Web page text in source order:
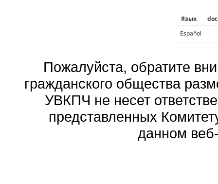
Язык
doc
Español
Пожалуйста, обратите
гражданского общества
УВКПЧ не несет
представленных
данном